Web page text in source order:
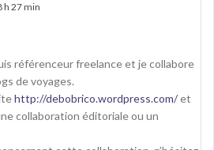
h 27 min
référenceur freelance et je collabore
de voyages.
http://debobrico.wordpress.com/et
collaboration éditoriale ou un